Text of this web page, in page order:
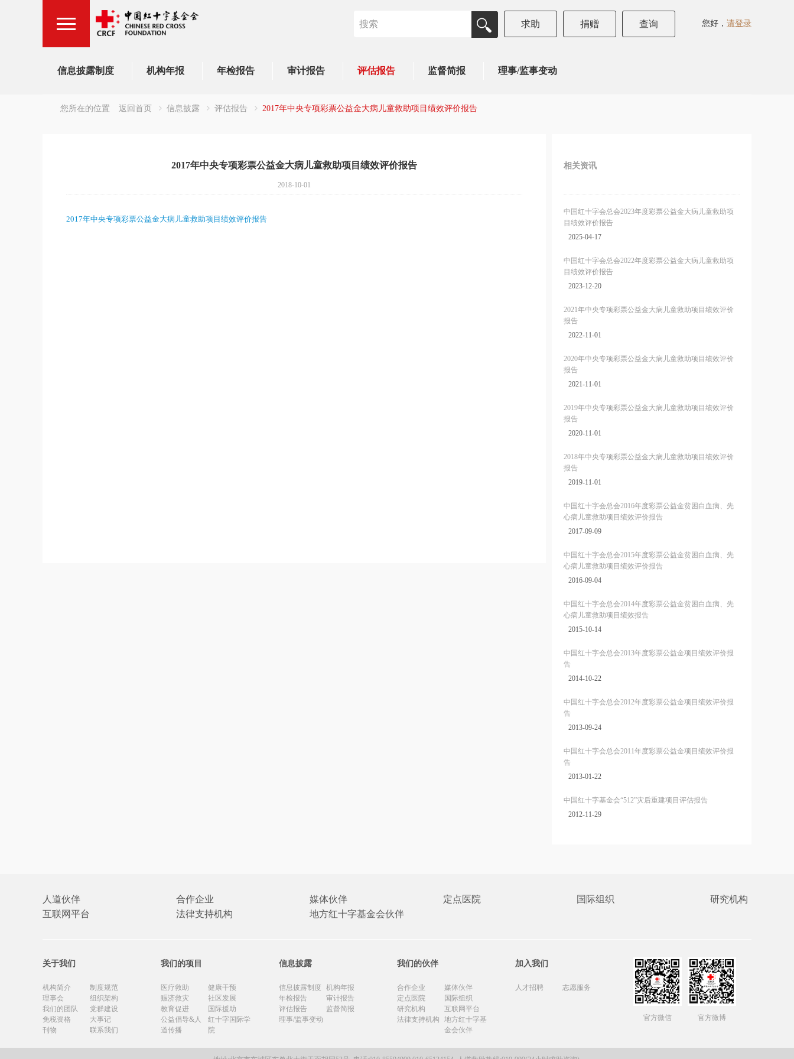
您好， 请登录
查询
捐赠
求助
信息披露制度 机构年报 年检报告 审计报告 评估报告 监督简报 理事/监事变动
您所在的位置 返回首页 信息披露 评估报告 2017年中央专项彩票公益金大病儿童救助项目绩效评价报告
2017年中央专项彩票公益金大病儿童救助项目绩效评价报告
2018-10-01
2017年中央专项彩票公益金大病儿童救助项目绩效评价报告
相关资讯
中国红十字会总会2023年度彩票公益金大病儿童救助项
目绩效评价报告
2025-04-17
中国红十字会总会2022年度彩票公益金大病儿童救助项
目绩效评价报告
2023-12-20
2021年中央专项彩票公益金大病儿童救助项目绩效评价
报告
2022-11-01
2020年中央专项彩票公益金大病儿童救助项目绩效评价
报告
2021-11-01
2019年中央专项彩票公益金大病儿童救助项目绩效评价
报告
2020-11-01
2018年中央专项彩票公益金大病儿童救助项目绩效评价
报告
2019-11-01
中国红十字会总会2016年度彩票公益金贫困白血病、先
心病儿童救助项目绩效评价报告
2017-09-09
中国红十字会总会2015年度彩票公益金贫困白血病、先
心病儿童救助项目绩效评价报告
2016-09-04
中国红十字会总会2014年度彩票公益金贫困白血病、先
心病儿童救助项目绩效报告
2015-10-14
中国红十字会总会2013年度彩票公益金项目绩效评价报
告
2014-10-22
中国红十字会总会2012年度彩票公益金项目绩效评价报
告
2013-09-24
中国红十字会总会2011年度彩票公益金项目绩效评价报
告
2013-01-22
中国红十字基金会“512”灾后重建项目评估报告
2012-11-29
人道伙伴 合作企业 媒体伙伴 定点医院 国际组织
研究机构
互联网平台
法律支持机构 地方红十字基金会伙伴
关于我们
机构简介
制度规范
理事会
组织架构
我们的团队
党群建设
免税资格
大事记
刊物
联系我们
我们的项目
医疗救助
健康干预
赈济救灾
社区发展
教育促进
国际援助
公益倡导&人
道传播
红十字国际学
院
信息披露
信息披露制度 机构年报
年检报告
审计报告
评估报告
监督简报
理事/监事变动
我们的伙伴
合作企业
媒体伙伴
定点医院
国际组织
研究机构
互联网平台
法律支持机构
地方红十字基
金会伙伴
加入我们
人才招聘 志愿服务
官方微信 官方微博